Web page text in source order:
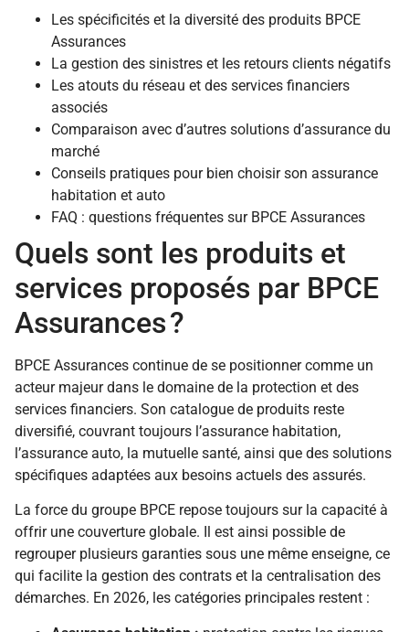
Les spécificités et la diversité des produits BPCE
Assurances
La gestion des sinistres et les retours clients négatifs
Les atouts du réseau et des services financiers
associés
Comparaison avec d’autres solutions d’assurance du
marché
Conseils pratiques pour bien choisir son assurance
habitation et auto
FAQ : questions fréquentes sur BPCE Assurances
Quels sont les produits et
services proposés par BPCE
Assurances ?
BPCE Assurances continue de se positionner comme un
acteur majeur dans le domaine de la protection et des
services financiers. Son catalogue de produits reste
diversifié, couvrant toujours l’assurance habitation,
l’assurance auto, la mutuelle santé, ainsi que des solutions
spécifiques adaptées aux besoins actuels des assurés.
La force du groupe BPCE repose toujours sur la capacité à
offrir une couverture globale. Il est ainsi possible de
regrouper plusieurs garanties sous une même enseigne, ce
qui facilite la gestion des contrats et la centralisation des
démarches. En 2026, les catégories principales restent :